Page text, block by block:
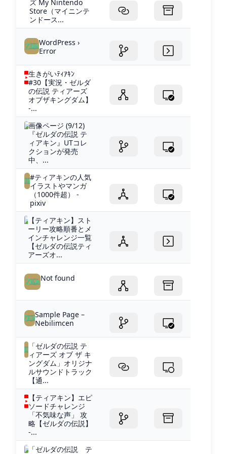
ズ My Nintendo
Store（マイニンテ
ンドース...
WordPress ›
Error
生きがいﾃｨｱｷﾝ
#30【実況・ゼルダ
の伝説 ティアーズ
オブザキングダム】
-...
画像ページ (9/12)
『ゼルダの伝説 テ
ィアキン』UTコレ
クションが発売
中、...
#ティアキンの人気
イラストやマンガ
（1000件超） -
pixiv
【ティアキン】スト
ーリー攻略順番とメ
インチャレンジ一覧
【ゼルダの伝説ティ
アーズオ...
Not found
Sample Page –
Nebilimcen
「ゼルダの伝説 テ
ィアーズ オブ ザ キ
ングダム」オリジナ
ルサウンドトラック
【通...
【ティアキン】エピ
ソードチャレンジ
「不気味な声」 攻
略【ゼルダの伝説】
-...
「ゼルダの伝説 テ